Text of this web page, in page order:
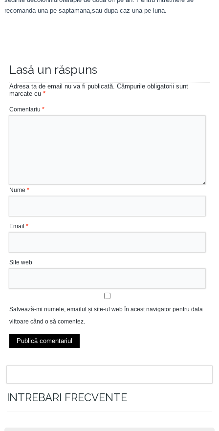
recomanda una pe saptamana,sau dupa caz una pe luna.
Lasă un răspuns
Adresa ta de email nu va fi publicată. Câmpurile obligatorii sunt
marcate cu*
Comentariu*
Nume*
Email*
Site web
Salvează-mi numele, emailul și site-ul web în acest navigator pentru data
viitoare când o să comentez.
INTREBARI FRECVENTE